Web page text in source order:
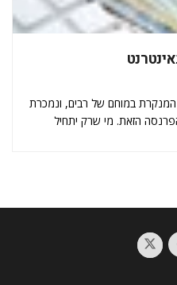
המנקרת במוחם של רבים, ונמכרת
הזאת. מי שרק יתחיל